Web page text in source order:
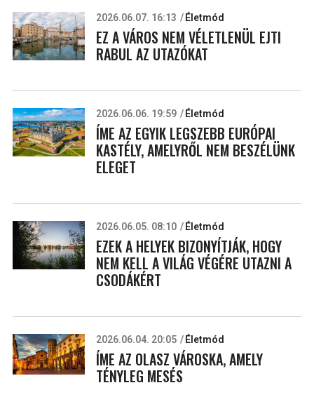
2026.06.07. 16:13 Életmód
EZ A VÁROS NEM VÉLETLENÜL EJTI
RABUL AZ UTAZÓKAT
2026.06.06. 19:59 Életmód
ÍME AZ EGYIK LEGSZEBB EURÓPAI
KASTÉLY, AMELYRŐL NEM BESZÉLÜNK
ELEGET
2026.06.05. 08:10 Életmód
EZEK A HELYEK BIZONYÍTJÁK, HOGY
NEM KELL A VILÁG VÉGÉRE UTAZNI A
CSODÁKÉRT
2026.06.04. 20:05 Életmód
ÍME AZ OLASZ VÁROSKA, AMELY
TÉNYLEG MESÉS